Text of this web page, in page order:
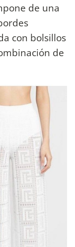
de una
con bolsillos
de